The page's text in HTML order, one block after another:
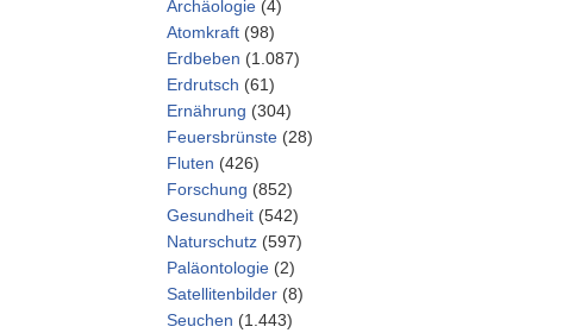
Archäologie (4)
Atomkraft (98)
Erdbeben (1.087)
Erdrutsch (61)
Ernährung (304)
Feuersbrünste (28)
Fluten (426)
Forschung (852)
Gesundheit (542)
Naturschutz (597)
Paläontologie (2)
Satellitenbilder (8)
Seuchen (1.443)